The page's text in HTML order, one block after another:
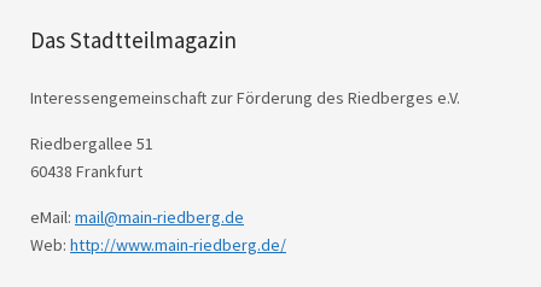
Das Stadtteilmagazin
Interessengemeinschaft zur Förderung des Riedberges e.V.
Riedbergallee 51
60438 Frankfurt
eMail: mail@main-riedberg.de
Web: http://www.main-riedberg.de/